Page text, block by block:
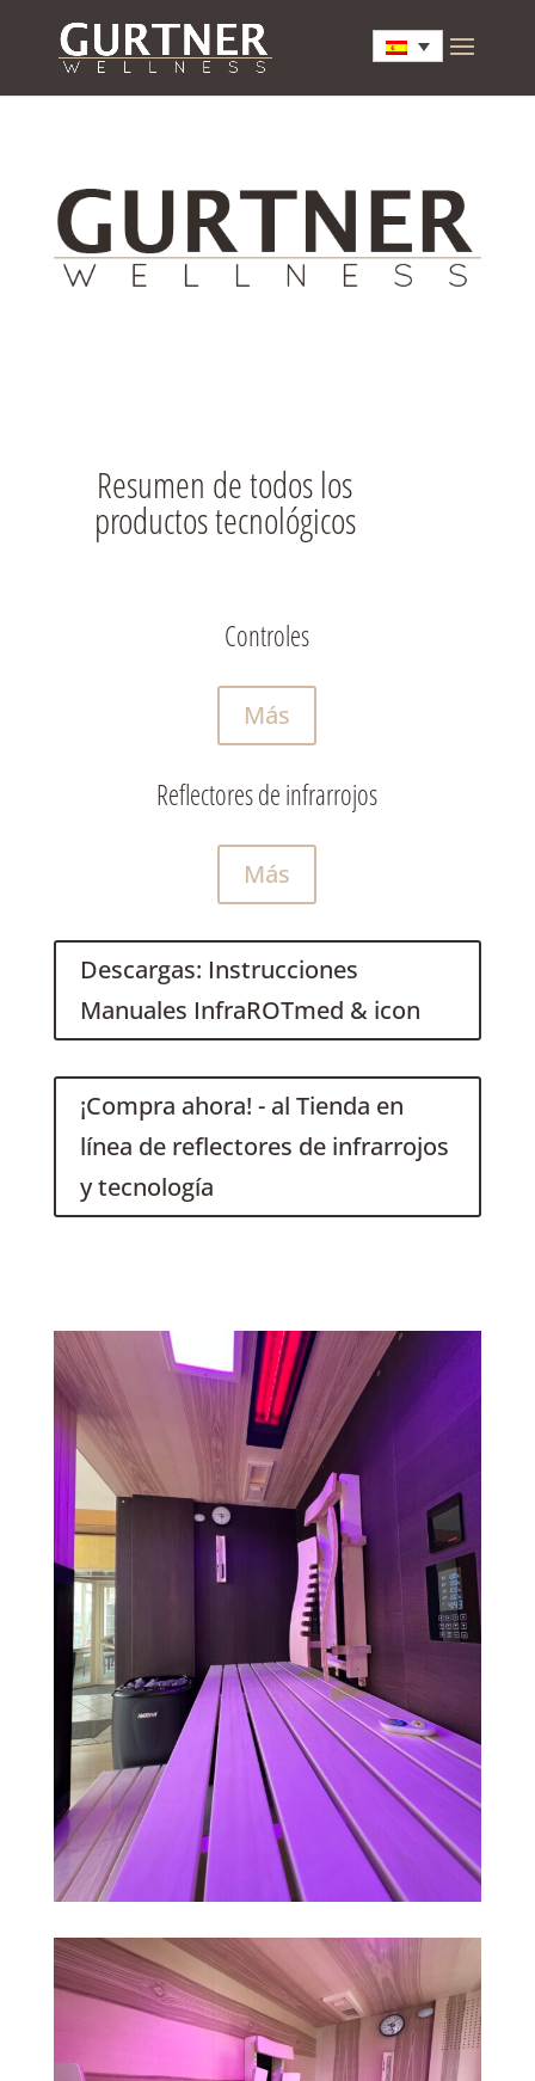
Resumen de todos los
productos tecnológicos
Controles
Más
Reflectores de infrarrojos
Más
Descargas: Instrucciones
Manuales InfraROTmed & icon
¡Compra ahora! - al Tienda en
línea de reflectores de infrarrojos
y tecnología